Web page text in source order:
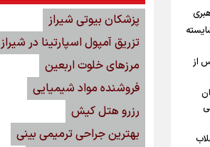
از
پزشکان بیوتی شیراز
تزریق آمپول اسپارتینا در شیراز
مرزهای خلوت اربعین
فروشنده مواد شیمیایی
رزرو هتل کیش
بهترین جراحی ترمیمی بینی